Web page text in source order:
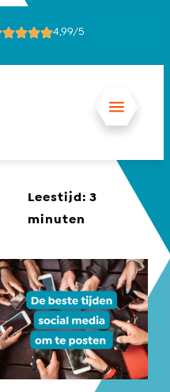
4,99/5
Leestijd: 3
minuten